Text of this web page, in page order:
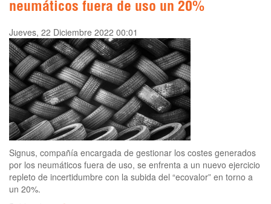
neumáticos fuera de uso un 20%
Jueves, 22 Diciembre 2022 00:01
Signus, compañía encargada de gestionar los costes generados
por los neumáticos fuera de uso, se enfrenta a un nuevo ejercicio
repleto de incertidumbre con la subida del “ecovalor” en torno a
un 20%.